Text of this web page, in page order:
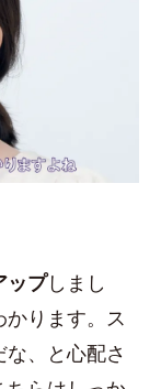
ップしまし
ります。ス
、と心配さ